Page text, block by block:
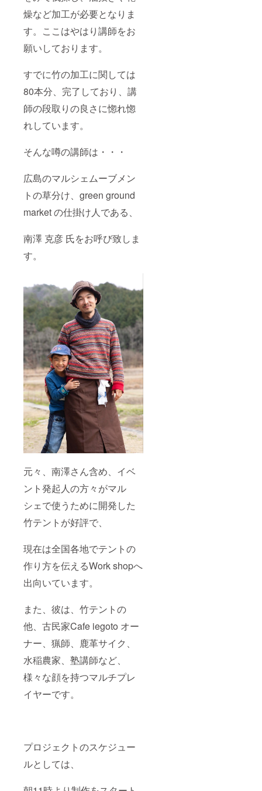
燥など加工が必要となりま
す。ここはやはり講師をお
願いしております。
すでに竹の加工に関しては
80本分、完了しており、講
師の段取りの良さに惚れ惚
れしています。
そんな噂の講師は・・・
広島のマルシェムーブメン
トの草分け、green ground
market の仕掛け人である、
南澤 克彦 氏をお呼び致しま
す。
元々、南澤さん含め、イベ
ント発起人の方々がマル
シェで使うために開発した
竹テントが好評で、
現在は全国各地でテントの
作り方を伝えるWork shopへ
出向いています。
また、彼は、竹テントの
他、古民家Cafe iegoto オー
ナー、猟師、鹿革サイク、
水稲農家、塾講師など、
様々な顔を持つマルチプレ
イヤーです。
プロジェクトのスケジュー
ルとしては、